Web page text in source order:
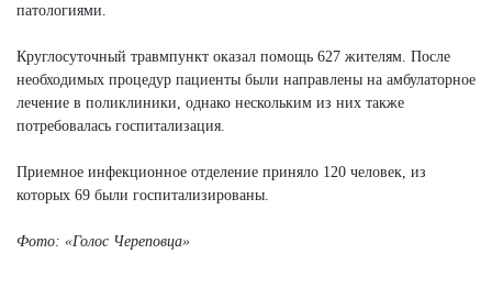
патологиями.
Круглосуточный травмпункт оказал помощь 627 жителям. После
необходимых процедур пациенты были направлены на амбулаторное
лечение в поликлиники, однако нескольким из них также
потребовалась госпитализация.
Приемное инфекционное отделение приняло 120 человек, из
которых 69 были госпитализированы.
Фото: «Голос Череповца»